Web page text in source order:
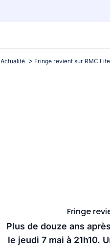
Actualité
Fringe
Plus de douze ans
le jeudi 7 mai à 21h10.